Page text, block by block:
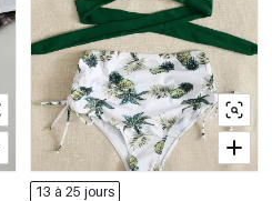
13 à 25 jours